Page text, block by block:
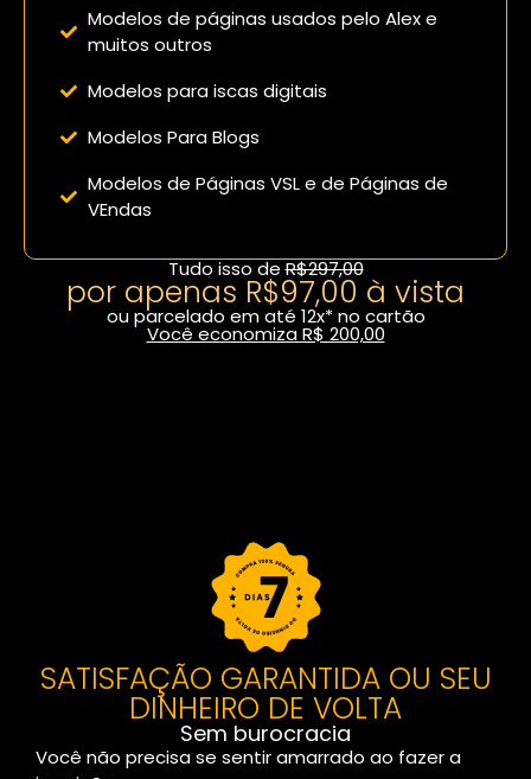
Modelos de páginas usados pelo Alex e
muitos outros
Modelos para iscas digitais
Modelos Para Blogs
Modelos de Páginas VSL e de Páginas de
VEndas
Tudo isso deR$297,00
por apenas R$97,00 à vista
ou parcelado em até 12x* no cartão
Você economiza R$ 200,00
SATISFAÇÃO GARANTIDA OU SEU
DINHEIRO DE VOLTA
Sem burocracia
Você não precisa se sentir amarrado ao fazer a